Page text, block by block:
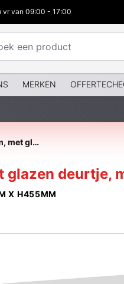
vr van 09:00 - 17:00
MERKEN
Pizza oven 350 mm, met glazen deurtje, met dubbele kamer
glazen deurtje,
X H455MM